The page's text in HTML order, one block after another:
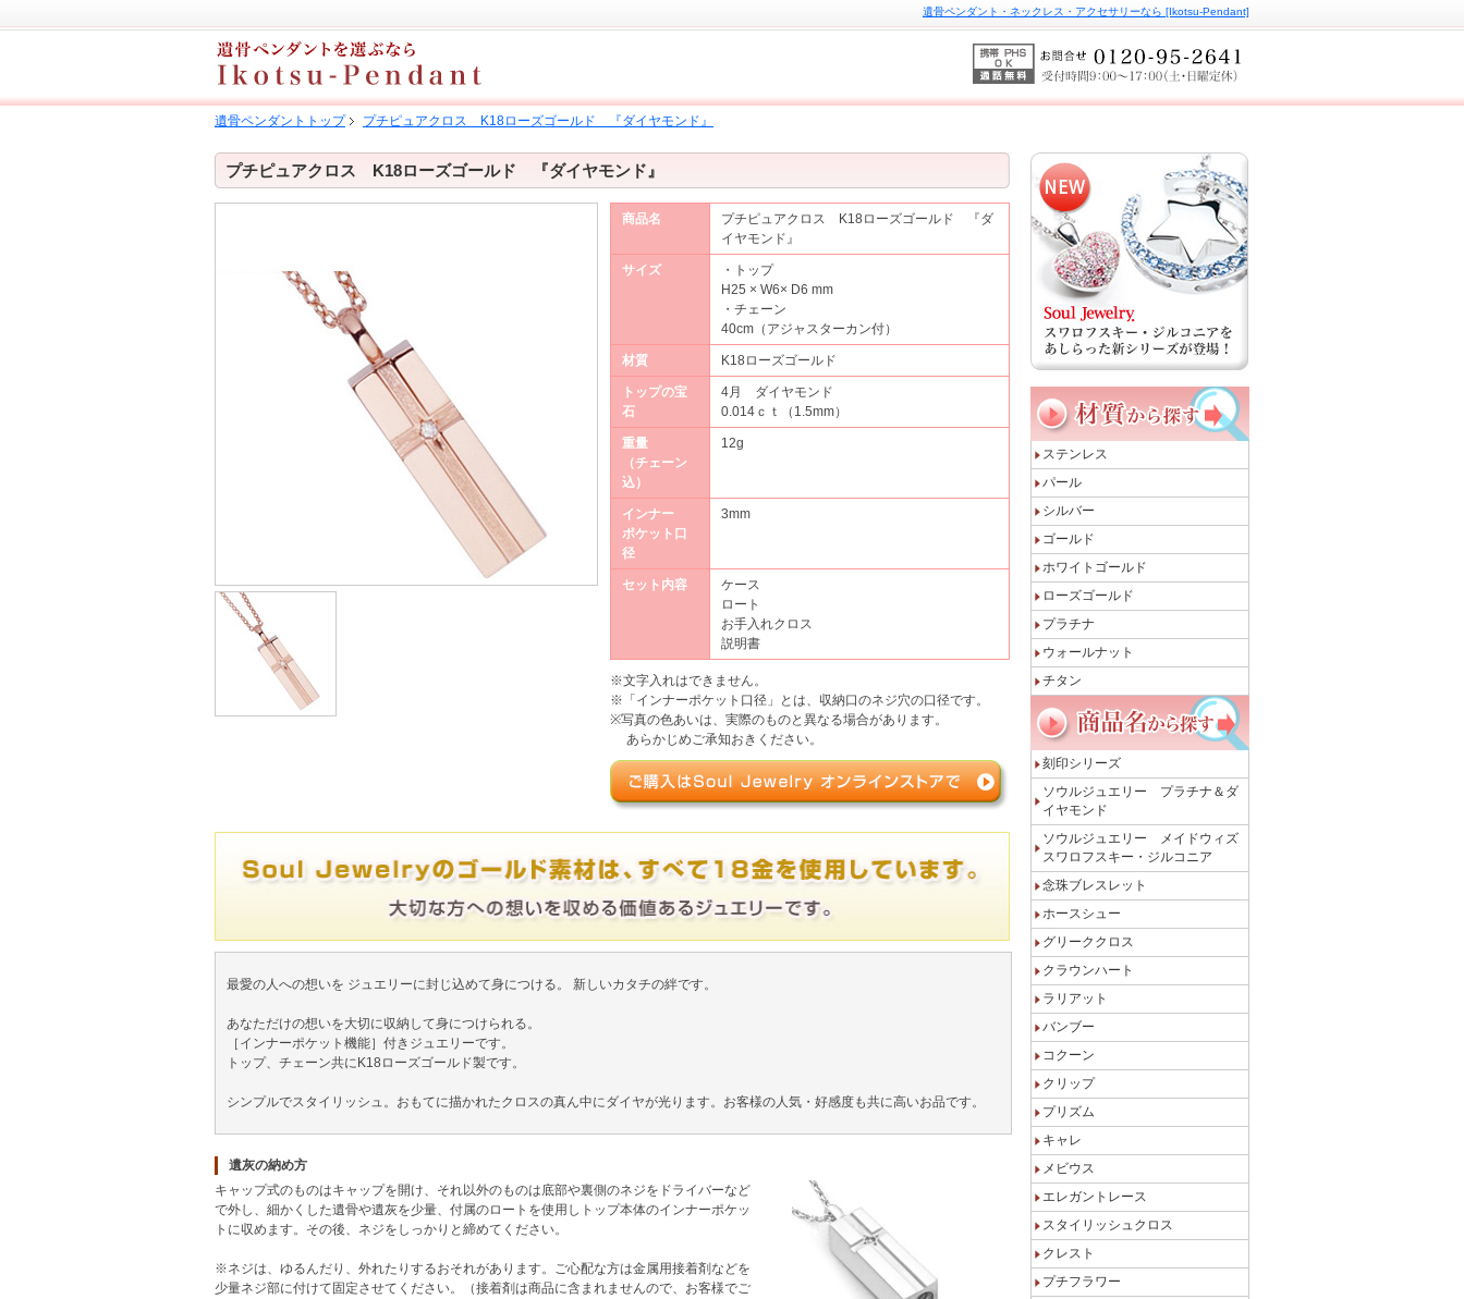
遺骨ペンダント・ネックレス・アクセサリーなら [Ikotsu-Pendant]
遺骨ペンダントトップ プチピュアクロス K18ローズゴールド 『ダイヤモンド』
プチピュアクロス K18ローズゴールド 『ダイヤモンド』
商品名
プチピュアクロス K18ローズゴールド 『ダ
イヤモンド』
サイズ
・トップ
H25 × W6× D6 mm
・チェーン
40cm（アジャスターカン付）
材質 K18ローズゴールド
トップの宝
石
4月 ダイヤモンド
0.014ｃｔ（1.5mm）
重量
（チェーン
込）
12g
インナー
ポケット口
径
3mm
セット内容
ケース
ロート
お手入れクロス
説明書
※文字入れはできません。
※「インナーポケット口径」とは、収納口のネジ穴の口径です。
※写真の色あいは、実際のものと異なる場合があります。
あらかじめご承知おきください。
最愛の人への想いを ジュエリーに封じ込めて身につける。 新しいカタチの絆です。
あなただけの想いを大切に収納して身につけられる。
［インナーポケット機能］付きジュエリーです。
トップ、チェーン共にK18ローズゴールド製です。
シンプルでスタイリッシュ。おもてに描かれたクロスの真ん中にダイヤが光ります。お客様の人気・好感度も共に高いお品です。
遺灰の納め方
キャップ式のものはキャップを開け、それ以外のものは底部や裏側のネジをドライバーなど
で外し、細かくした遺骨や遺灰を少量、付属のロートを使用しトップ本体のインナーポケッ
トに収めます。その後、ネジをしっかりと締めてください。
※ネジは、ゆるんだり、外れたりするおそれがあります。ご心配な方は金属用接着剤などを
少量ネジ部に付けて固定させてください。（接着剤は商品に含まれませんので、お客様でご
ステンレス
パール
シルバー
ゴールド
ホワイトゴールド
ローズゴールド
プラチナ
ウォールナット
チタン
刻印シリーズ
ソウルジュエリー プラチナ＆ダ
イヤモンド
ソウルジュエリー メイドウィズ
スワロフスキー・ジルコニア
念珠ブレスレット
ホースシュー
グリーククロス
クラウンハート
ラリアット
バンブー
コクーン
クリップ
プリズム
キャレ
メビウス
エレガントレース
スタイリッシュクロス
クレスト
プチフラワー